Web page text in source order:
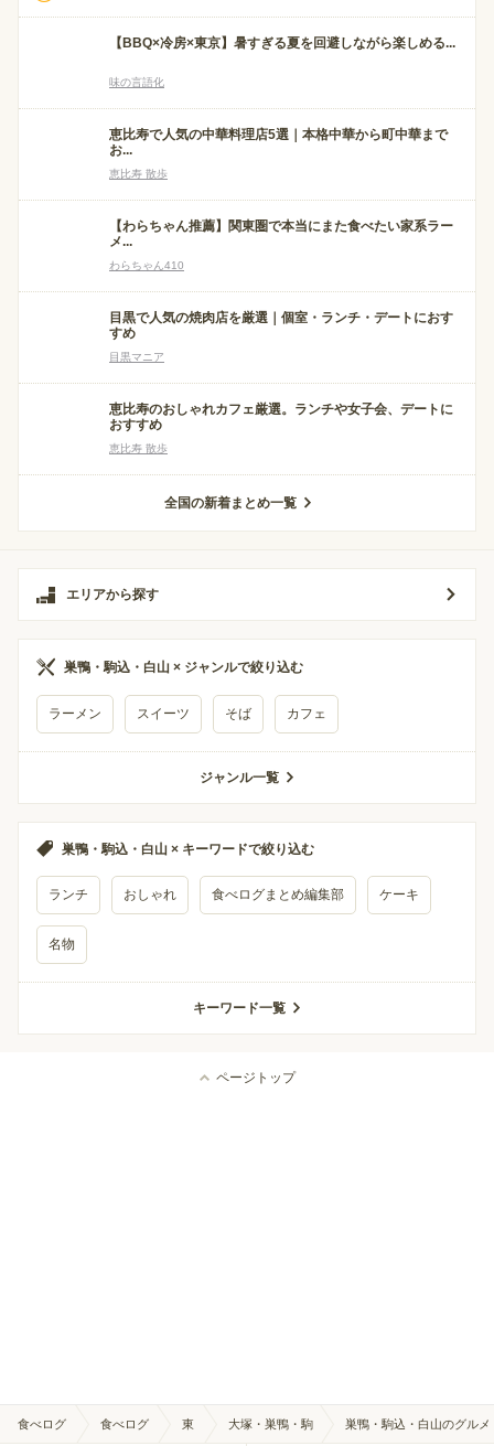
【BBQ×冷房×東京】暑すぎる夏を回避しながら楽しめる...
味の言語化
恵比寿で人気の中華料理店5選｜本格中華から町中華まで
お...
恵比寿 散歩
【わらちゃん推薦】関東圏で本当にまた食べたい家系ラー
メ...
わらちゃん410
目黒で人気の焼肉店を厳選｜個室・ランチ・デートにおす
すめ
目黒マニア
恵比寿のおしゃれカフェ厳選。ランチや女子会、デートに
おすすめ
恵比寿 散歩
全国の新着まとめ一覧
エリアから探す
巣鴨・駒込・白山 × ジャンルで絞り込む
ラーメン スイーツ そば カフェ
ジャンル一覧
巣鴨・駒込・白山 × キーワードで絞り込む
ランチ おしゃれ 食べログまとめ編集部 ケーキ
名物
キーワード一覧
ページトップ
食べログ 食べログ 東 大塚・巣鴨・駒 巣鴨・駒込・白山のグルメ